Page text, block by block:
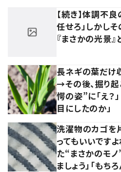
【続き】体調不
任せろ」しかし
『まさかの光景』
長ネギの葉だけ
→その後、掘り
愕の姿”に「え？
目にしたのか」
洗濯物のカゴを
ってもいいです
た“まさかのモ
ましょう」「もちろ